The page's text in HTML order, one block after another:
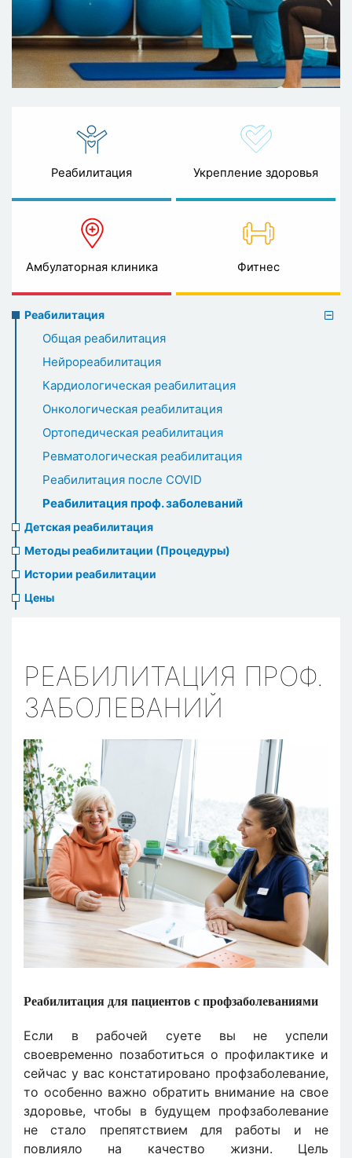
Реабилитация Укрепление здоровья
Амбулаторная клиника Фитнес
Rehabilitation
menu
Реабилитация
Общая реабилитация
Нейрореабилитация
Кардиологическая реабилитация
Онкологическая реабилитация
Ортопедическая реабилитация
Ревматологическая реабилитация
Реабилитация после COVID
Реабилитация проф. заболеваний
Детская реабилитация
Методы реабилитации (Процедуры)
Истории реабилитации
Цены
РЕАБИЛИТАЦИЯ ПРОФ.
ЗАБОЛЕВАНИЙ
Реабилитация для пациентов с профзаболеваниями
Если в рабочей суете вы не успели
своевременно позаботиться о профилактике и
сейчас у вас констатировано профзаболевание,
то особенно важно обратить внимание на свое
здоровье, чтобы в будущем профзаболевание
не стало препятствием для работы и не
повлияло на качество жизни. Цель